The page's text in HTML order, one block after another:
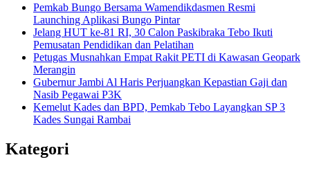
Pemkab Bungo Bersama Wamendikdasmen Resmi
Launching Aplikasi Bungo Pintar
Jelang HUT ke-81 RI, 30 Calon Paskibraka Tebo Ikuti
Pemusatan Pendidikan dan Pelatihan
Petugas Musnahkan Empat Rakit PETI di Kawasan Geopark
Merangin
Gubernur Jambi Al Haris Perjuangkan Kepastian Gaji dan
Nasib Pegawai P3K
Kemelut Kades dan BPD, Pemkab Tebo Layangkan SP 3
Kades Sungai Rambai
Kategori